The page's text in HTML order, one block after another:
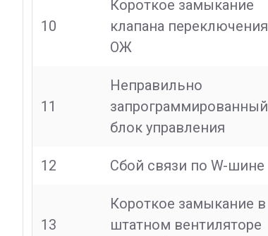
10
Короткое замыкание
клапана переключения
ОЖ
11
Неправильно
запрограммированный
блок управления
12 Сбой связи по W-шине
13
Короткое замыкание в
штатном вентиляторе